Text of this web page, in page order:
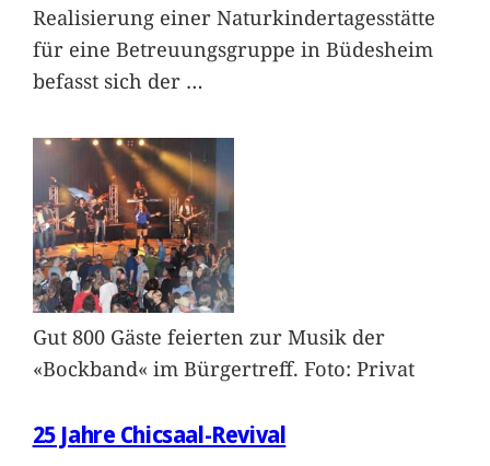
Realisierung einer Naturkindertagesstätte
für eine Betreuungsgruppe in Büdesheim
befasst sich der …
Gut 800 Gäste feierten zur Musik der
«Bockband« im Bürgertreff. Foto: Privat
25 Jahre Chicsaal-Revival